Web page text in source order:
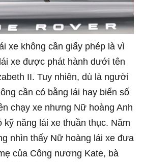
xe không cần giấy phép là vì
xe được phát hành dưới tên
II. Tuy nhiên, dù là người
cần có bằng lái hay biển số
chạy xe nhưng Nữ hoàng Anh
kỹ năng lái xe thuần thục. Năm
nhìn thấy Nữ hoàng lái xe đưa
của Công nương Kate, bà